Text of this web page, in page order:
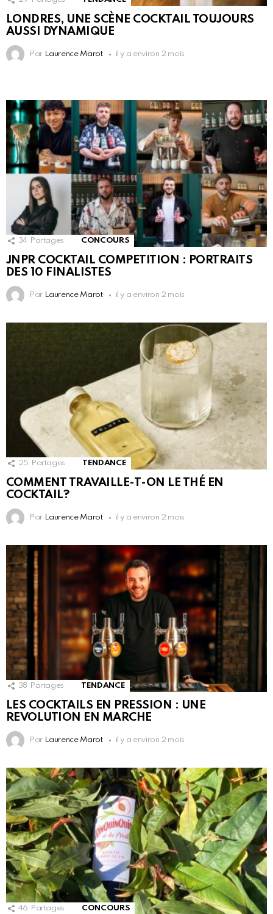
LONDRES, UNE SCÈNE COCKTAIL TOUJOURS
AUSSI DYNAMIQUE
Par Laurence Marot il y a environ 2 mois
34 Partages CONCOURS
JNPR COCKTAIL COMPETITION : PORTRAITS
DES 10 FINALISTES
Par Laurence Marot il y a environ 2 mois
25 Partages TENDANCE
COMMENT TRAVAILLE-T-ON LE THÉ EN
COCKTAIL?
Par Laurence Marot il y a environ 2 mois
38 Partages TENDANCE
LES COCKTAILS EN PRESSION : UNE
REVOLUTION EN MARCHE
Par Laurence Marot il y a environ 2 mois
46 Partages CONCOURS